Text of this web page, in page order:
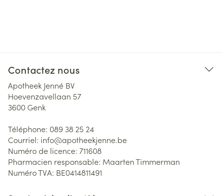
Contactez nous
Apotheek Jenné BV
Hoevenzavellaan 57
3600 Genk
Téléphone: 089 38 25 24
Courriel: info@apotheekjenne.be
Numéro de licence: 711608
Pharmacien responsable: Maarten Timmerman
Numéro TVA: BE0414811491